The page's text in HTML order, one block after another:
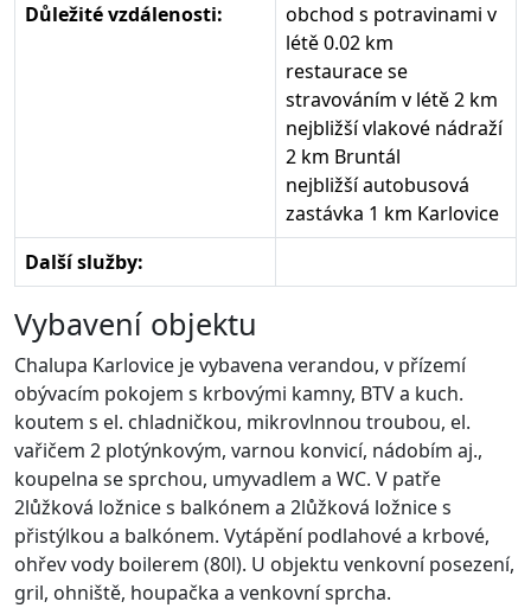
Důležité vzdálenosti:
obchod s potravinami v
létě 0.02 km
restaurace se
stravováním v létě 2 km
nejbližší vlakové nádraží
2 km Bruntál
nejbližší autobusová
zastávka 1 km Karlovice
Další služby:
Vybavení objektu
Chalupa Karlovice je vybavena verandou, v přízemí
obývacím pokojem s krbovými kamny, BTV a kuch.
koutem s el. chladničkou, mikrovlnnou troubou, el.
vařičem 2 plotýnkovým, varnou konvicí, nádobím aj.,
koupelna se sprchou, umyvadlem a WC. V patře
2lůžková ložnice s balkónem a 2lůžková ložnice s
přistýlkou a balkónem. Vytápění podlahové a krbové,
ohřev vody boilerem (80l). U objektu venkovní posezení,
gril, ohniště, houpačka a venkovní sprcha.